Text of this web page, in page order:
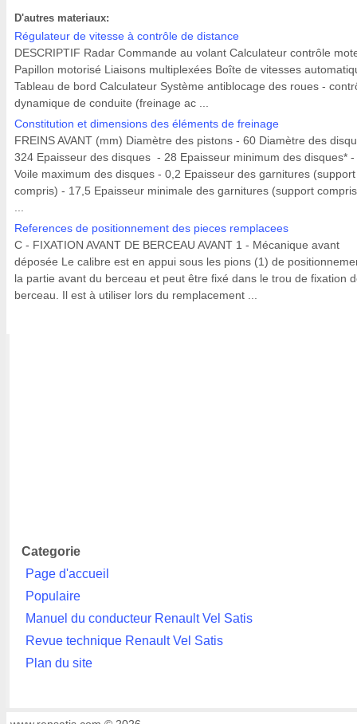
D'autres materiaux:
Régulateur de vitesse à contrôle de distance
DESCRIPTIF Radar Commande au volant Calculateur contrôle
Papillon motorisé Liaisons multiplexées Boîte de vitesses
Tableau de bord Calculateur Système antiblocage des roues -
dynamique de conduite (freinage ac ...
Constitution et dimensions des éléments de freinage
FREINS AVANT (mm) Diamètre des pistons - 60 Diamètre des
324 Epaisseur des disques - 28 Epaisseur minimum des disques*
Voile maximum des disques - 0,2 Epaisseur des garnitures (support
compris) - 17,5 Epaisseur minimale des garnitures (support
References de positionnement des pieces remplacees
C - FIXATION AVANT DE BERCEAU AVANT 1 - Mécanique avant
déposée Le calibre est en appui sous les pions (1) de
la partie avant du berceau et peut être fixé dans le trou de fixation
berceau. Il est à utiliser lors du remplacement ...
Categorie
Page d'accueil
Populaire
Manuel du conducteur Renault Vel Satis
Revue technique Renault Vel Satis
Plan du site